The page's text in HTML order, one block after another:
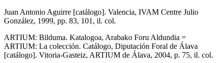
Juan Antonio Aguirre [catálogo]. Valencia, IVAM Centre Julio
González, 1999, pp. 83, 101, il. col.
ARTIUM: Bilduma. Katalogoa, Arabako Foru Aldundia =
ARTIUM: La colección. Catálogo, Diputación Foral de Álava
[catálogo]. Vitoria-Gasteiz, ARTIUM de Álava, 2004, p. 75, il. col.